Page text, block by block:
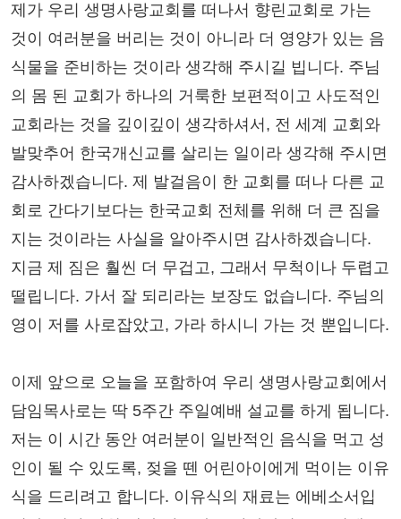
제가 우리 생명사랑교회를 떠나서 향린교회로 가는
것이 여러분을 버리는 것이 아니라 더 영양가 있는 음
식물을 준비하는 것이라 생각해 주시길 빕니다. 주님
의 몸 된 교회가 하나의 거룩한 보편적이고 사도적인
교회라는 것을 깊이깊이 생각하셔서, 전 세계 교회와
발맞추어 한국개신교를 살리는 일이라 생각해 주시면
감사하겠습니다. 제 발걸음이 한 교회를 떠나 다른 교
회로 간다기보다는 한국교회 전체를 위해 더 큰 짐을
지는 것이라는 사실을 알아주시면 감사하겠습니다.
지금 제 짐은 훨씬 더 무겁고, 그래서 무척이나 두렵고
떨립니다. 가서 잘 되리라는 보장도 없습니다. 주님의
영이 저를 사로잡았고, 가라 하시니 가는 것 뿐입니다.
이제 앞으로 오늘을 포함하여 우리 생명사랑교회에서
담임목사로는 딱 5주간 주일예배 설교를 하게 됩니다.
저는 이 시간 동안 여러분이 일반적인 음식을 먹고 성
인이 될 수 있도록, 젖을 뗀 어린아이에게 먹이는 이유
식을 드리려고 합니다. 이유식의 재료는 에베소서입